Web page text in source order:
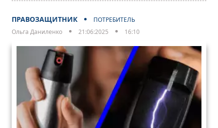
ПРАВОЗАЩИТНИК
ПОТРЕБИТЕЛЬ
Ольга Даниленко
21:06:2025 16:10